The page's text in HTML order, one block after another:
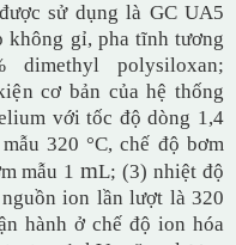
sử dụng là GC UA5
không gỉ, pha tĩnh tương
polysiloxan;
cơ bản của hệ thống
với tốc độ dòng 1,4
320 °C, chế độ bơm
mẫu 1mL; (3) nhiệt độ
ion lần lượt là 320
hành ở chế độ ion hóa